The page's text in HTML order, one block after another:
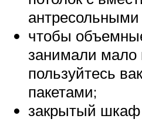
антресольными
чтобы
занимали мало
пользуйтесь
пакетами;
закрытый шкаф